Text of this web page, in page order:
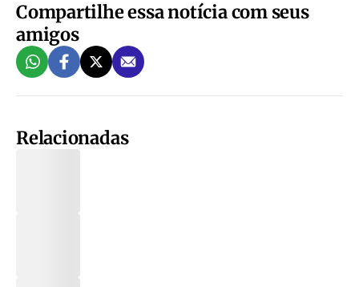
Compartilhe essa notícia com seus
amigos
Relacionadas